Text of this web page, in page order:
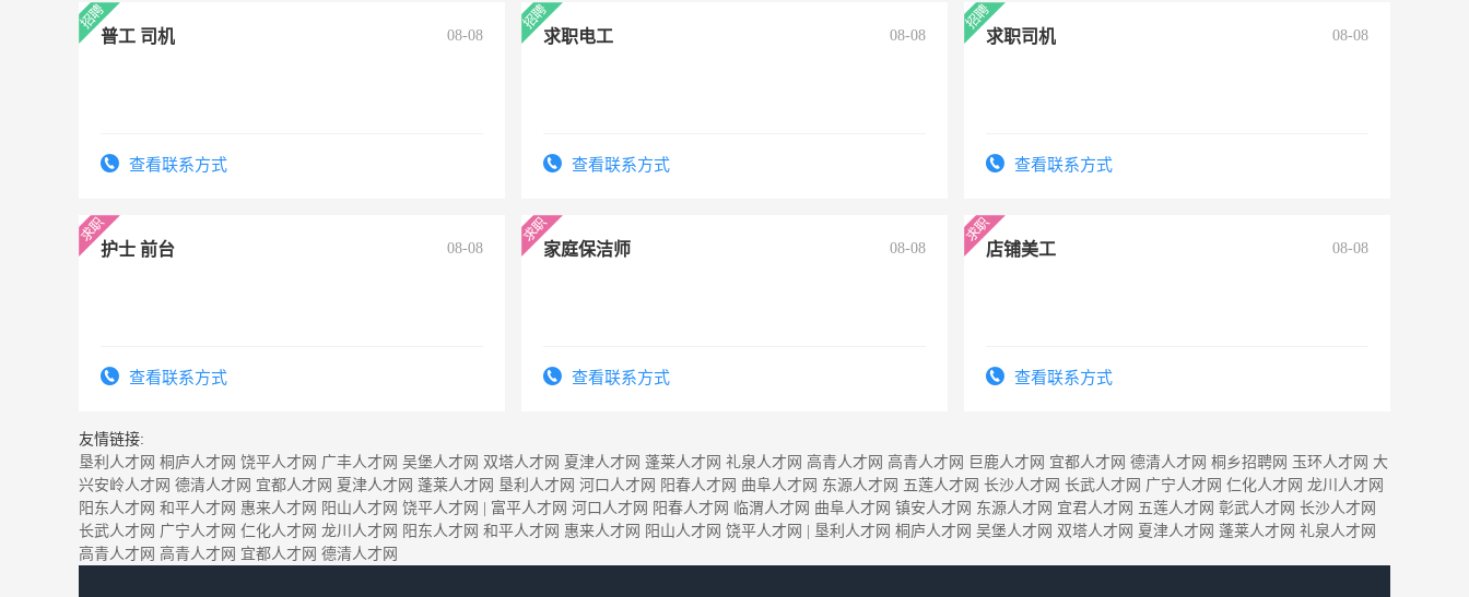
普工 司机 08-08
查看联系方式
求职电工 08-08
查看联系方式
求职司机 08-08
查看联系方式
护士 前台 08-08
查看联系方式
家庭保洁师 08-08
查看联系方式
店铺美工 08-08
查看联系方式
友情链接:
垦利人才网 桐庐人才网 饶平人才网 广丰人才网 吴堡人才网 双塔人才网 夏津人才网 蓬莱人才网 礼泉人才网 高青人才网 高青人才网 巨鹿人才网 宜都人才网 德清人才网 桐乡招聘网 玉环人才网 大
兴安岭人才网 德清人才网 宜都人才网 夏津人才网 蓬莱人才网 垦利人才网 河口人才网 阳春人才网 曲阜人才网 东源人才网 五莲人才网 长沙人才网 长武人才网 广宁人才网 仁化人才网 龙川人才网
阳东人才网 和平人才网 惠来人才网 阳山人才网 饶平人才网 富平人才网 河口人才网 阳春人才网 临渭人才网 曲阜人才网 镇安人才网 东源人才网 宜君人才网 五莲人才网 彰武人才网 长沙人才网
长武人才网 广宁人才网 仁化人才网 龙川人才网 阳东人才网 和平人才网 惠来人才网 阳山人才网 饶平人才网 垦利人才网 桐庐人才网 吴堡人才网 双塔人才网 夏津人才网 蓬莱人才网 礼泉人才网
高青人才网 高青人才网 宜都人才网 德清人才网